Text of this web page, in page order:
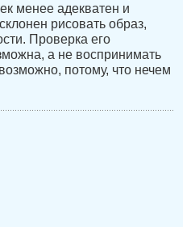
менее адекватен и
рисовать образ,
Проверка его
а не воспринимать
потому, что нечем